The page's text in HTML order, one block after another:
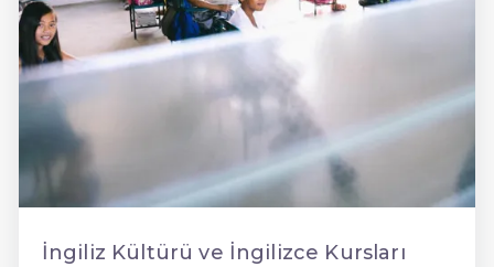
İngilizce
Dil Eğitimi
En Ucuz İngilizce
En Uygun İngilizce
İngiliz Kültürü ve İngilizce Kursları